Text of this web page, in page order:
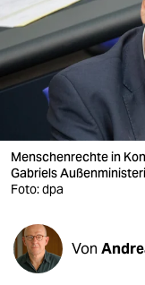
nord
wahrheit
verlag
verlag
veranstaltungen
fragen & hilfe
Menschenrechte in
Gabriels
Foto: dpa
Von